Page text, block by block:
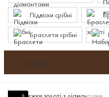
Підвіски срібні
Браслети срібні
Фільтр
6